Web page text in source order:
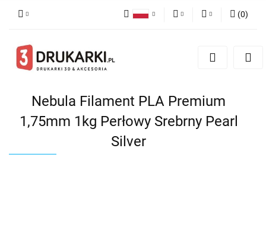
English
Zarejestruj się
(0)
Nebula Filament PLA Premium
1,75mm 1kg Perłowy Srebrny Pearl
Silver